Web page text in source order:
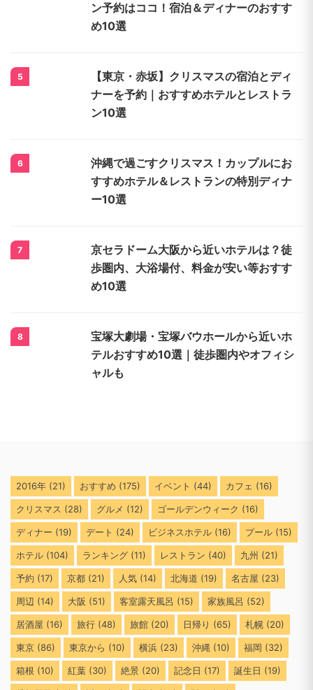
ン予約はココ！宿泊＆ディナーのおすす
め10選
5
【東京・赤坂】クリスマスの宿泊とディ
ナーを予約｜おすすめホテルとレストラ
ン10選
6
沖縄で過ごすクリスマス！カップルにお
すすめホテル＆レストランの特別ディナ
ー10選
7
京セラドーム大阪から近いホテルは？徒
歩圏内、大浴場付、料金が安い等おすす
め10選
8
宝塚大劇場・宝塚バウホールから近いホ
テルおすすめ10選｜徒歩圏内やオフィシ
ャルも
2016年 (21) おすすめ (175) イベント (44) カフェ (16)
クリスマス (28) グルメ (12) ゴールデンウィーク (16)
ディナー (19) デート (24) ビジネスホテル (16) プール (15)
ホテル (104) ランキング (11) レストラン (40) 九州 (21)
予約 (17) 京都 (21) 人気 (14) 北海道 (19) 名古屋 (23)
周辺 (14) 大阪 (51) 客室露天風呂 (15) 家族風呂 (52)
居酒屋 (16) 旅行 (48) 旅館 (20) 日帰り (65) 札幌 (20)
東京 (86) 東京から (10) 横浜 (23) 沖縄 (10) 福岡 (32)
箱根 (10) 紅葉 (30) 絶景 (20) 記念日 (17) 誕生日 (19)